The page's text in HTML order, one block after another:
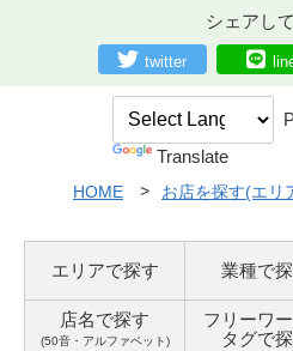
シェアし
twitter
Translate
HOME お店を探す(エリ
エリアで探す 業種で
店名で探す
(50音・アルファベット)
フリーワー
タグで